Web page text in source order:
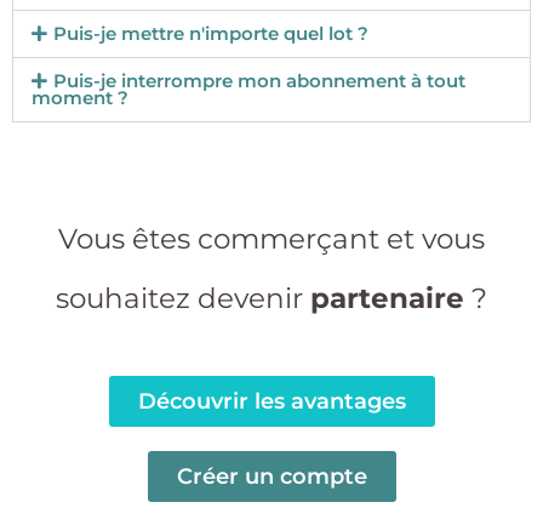
Puis-je mettre n'importe quel lot ?
Puis-je interrompre mon abonnement à tout
moment ?
Vous êtes commerçant et vous
souhaitez devenir partenaire ?
Découvrir les avantages
Créer un compte